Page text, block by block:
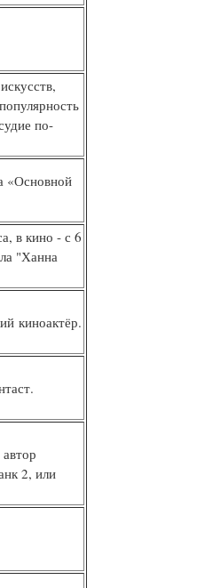
по-
«Основной
в кино - с 6
"Ханна
киноактёр.
2, или